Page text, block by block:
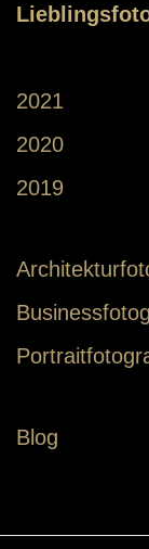
2021
2020
2019
Blog